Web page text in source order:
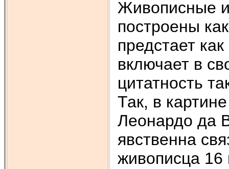
Живописные
построены
предстает
включает в
цитатность
Так, в
Леонардо да
явственна
живописца